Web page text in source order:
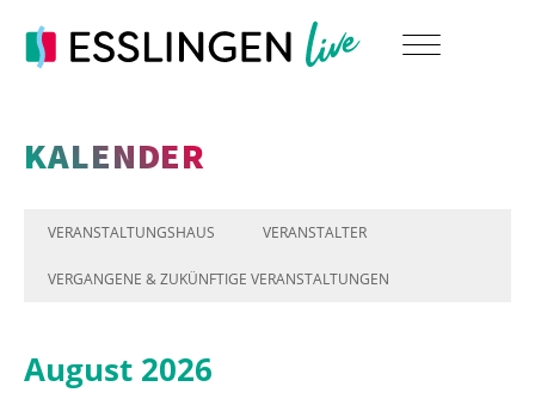
KALENDER
VERANSTALTUNGSHAUS VERANSTALTER
VERGANGENE & ZUKÜNFTIGE VERANSTALTUNGEN
August 2026